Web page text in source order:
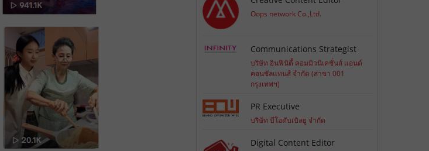
Oops network Co.,Ltd.
Communications Strategist
บริษัท อินฟินิตี้ คอมมิวนิเคชั่นส์ แอนด์
คอนซัลแทนส์ จำกัด (สาขา 001
กรุงเทพฯ)
PR Executive
บริษัท บีโอดับเบิลยู จำกัด
Digital Content Editor